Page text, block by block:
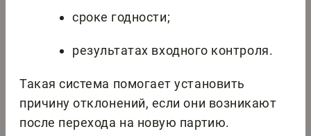
сроке годности;
результатах входного контроля.
Такая система помогает установить
причину отклонений, если они возникают
после перехода на новую партию.